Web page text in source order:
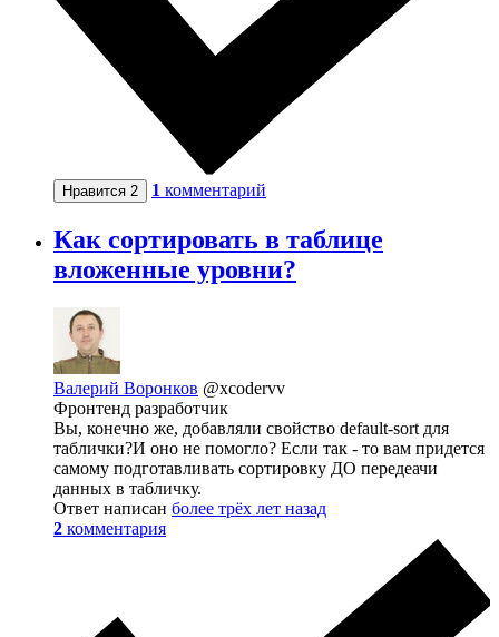
Нравится 2 1 комментарий
Как сортировать в таблице
вложенные уровни?
Валерий Воронков @xcodervv
Фронтенд разработчик
Вы, конечно же, добавляли свойство default-sort для
таблички?И оно не помогло? Если так - то вам придется
самому подготавливать сортировку ДО передеачи
данных в табличку.
Ответ написан более трёх лет назад
2 комментария